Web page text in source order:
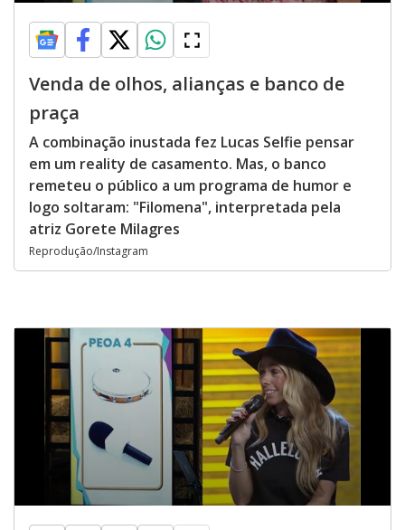
Venda de olhos, alianças e banco de
praça
A combinação inustada fez Lucas Selfie pensar
em um reality de casamento. Mas, o banco
remeteu o público a um programa de humor e
logo soltaram: "Filomena", interpretada pela
atriz Gorete Milagres
Reprodução/Instagram